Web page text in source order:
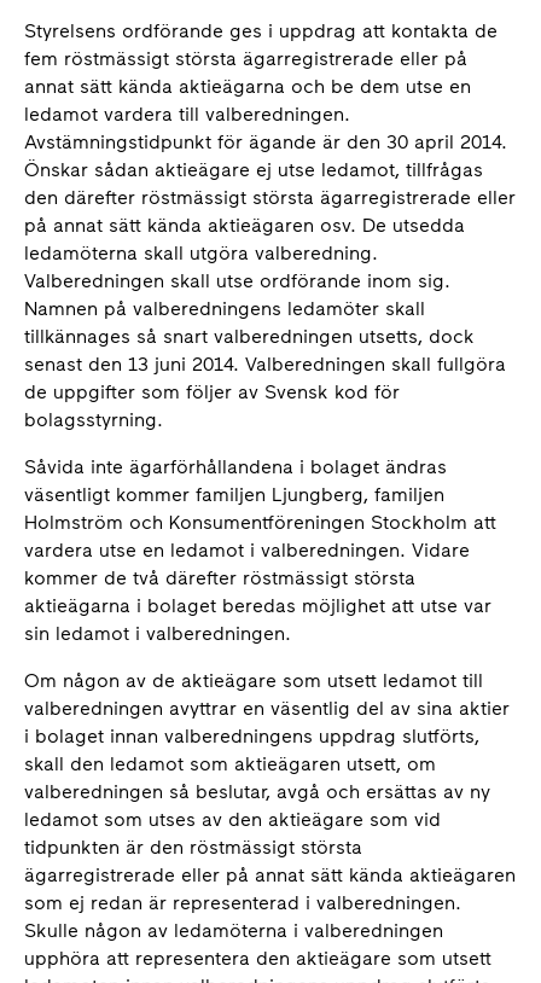
Styrelsens ordförande ges i uppdrag att kontakta de
fem röstmässigt största ägarregistrerade eller på
annat sätt kända aktieägarna och be dem utse en
ledamot vardera till valberedningen.
Avstämningstidpunkt för ägande är den 30 april 2014.
Önskar sådan aktieägare ej utse ledamot, tillfrågas
den därefter röstmässigt största ägarregistrerade eller
på annat sätt kända aktieägaren osv. De utsedda
ledamöterna skall utgöra valberedning.
Valberedningen skall utse ordförande inom sig.
Namnen på valberedningens ledamöter skall
tillkännages så snart valberedningen utsetts, dock
senast den 13 juni 2014. Valberedningen skall fullgöra
de uppgifter som följer av Svensk kod för
bolagsstyrning.
Såvida inte ägarförhållandena i bolaget ändras
väsentligt kommer familjen Ljungberg, familjen
Holmström och Konsumentföreningen Stockholm att
vardera utse en ledamot i valberedningen. Vidare
kommer de två därefter röstmässigt största
aktieägarna i bolaget beredas möjlighet att utse var
sin ledamot i valberedningen.
Om någon av de aktieägare som utsett ledamot till
valberedningen avyttrar en väsentlig del av sina aktier
i bolaget innan valberedningens uppdrag slutförts,
skall den ledamot som aktieägaren utsett, om
valberedningen så beslutar, avgå och ersättas av ny
ledamot som utses av den aktieägare som vid
tidpunkten är den röstmässigt största
ägarregistrerade eller på annat sätt kända aktieägaren
som ej redan är representerad i valberedningen.
Skulle någon av ledamöterna i valberedningen
upphöra att representera den aktieägare som utsett